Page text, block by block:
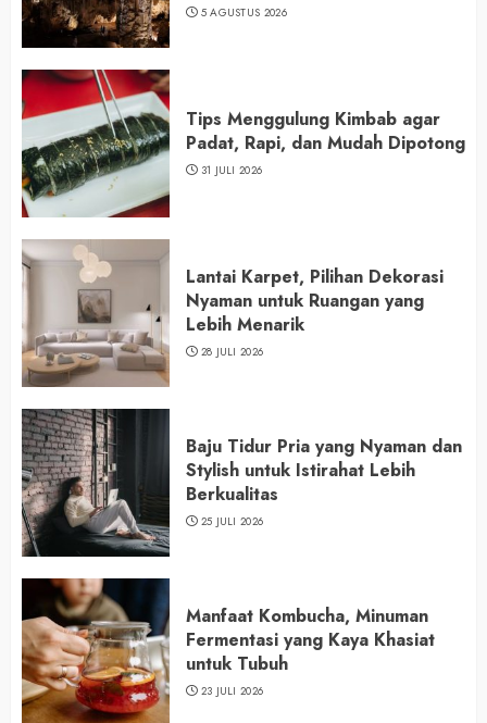
5 AGUSTUS 2026
Tips Menggulung Kimbab agar
Padat, Rapi, dan Mudah Dipotong
31 JULI 2026
Lantai Karpet, Pilihan Dekorasi
Nyaman untuk Ruangan yang
Lebih Menarik
28 JULI 2026
Baju Tidur Pria yang Nyaman dan
Stylish untuk Istirahat Lebih
Berkualitas
25 JULI 2026
Manfaat Kombucha, Minuman
Fermentasi yang Kaya Khasiat
untuk Tubuh
23 JULI 2026